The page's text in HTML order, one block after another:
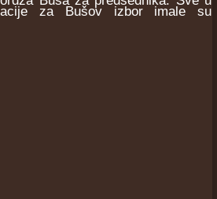
za Bušov izbor imale su